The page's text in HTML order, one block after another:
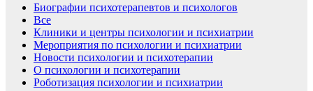
Биографии психотерапевтов и психологов
Все
Клиники и центры психологии и психиатрии
Мероприятия по психологии и психиатрии
Новости психологии и психотерапии
О психологии и психотерапии
Роботизация психологии и психиатрии